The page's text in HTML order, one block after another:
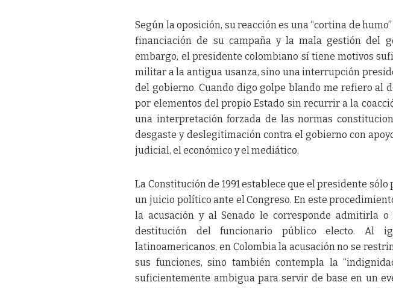
Según la oposición, su reacción es una “cortina de
financiación de su campaña y la mala gestión del
embargo, el presidente colombiano sí tiene motivos
militar a la antigua usanza, sino una interrupción
del gobierno. Cuando digo golpe blando me refiero al
por elementos del propio Estado sin recurrir a la
una interpretación forzada de las normas
desgaste y deslegitimación contra el gobierno con
judicial, el económico y el mediático.
La Constitución de 1991 establece que el presidente
un juicio político ante el Congreso. En este
la acusación y al Senado le corresponde admitirla
destitución del funcionario público electo. Al
latinoamericanos, en Colombia la acusación no se
sus funciones, sino también contempla la
suficientemente ambigua para servir de base en un